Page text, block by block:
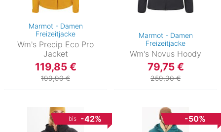
Marmot - Damen
Freizeitjacke
Wm's Precip Eco Pro
Jacket
119,85 €
199,90 €
Marmot - Damen
Freizeitjacke
Wm's Novus Hoody
79,75 €
259,90 €
bis -42% -50%